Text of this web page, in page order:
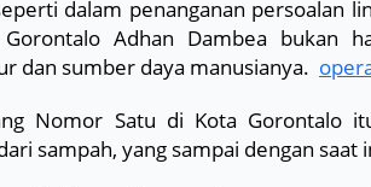
dalam penanganan persoalan
Adhan Dambea bukan
dan sumber daya manusianya.
Nomor Satu di Kota Gorontalo
sampah, yang sampai dengan